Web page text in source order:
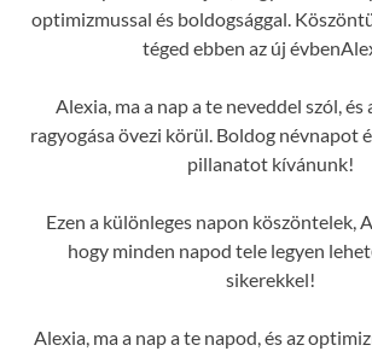
optimizmussal és boldogsággal.
téged ebben az új
Alexia, ma a nap a te neveddel szól,
ragyogása övezi körül. Boldog névnapot
pillanatot kívánunk!
Ezen a különleges napon köszöntelek,
hogy minden napod tele legyen
sikerekkel!
Alexia, ma a nap a te napod, és az